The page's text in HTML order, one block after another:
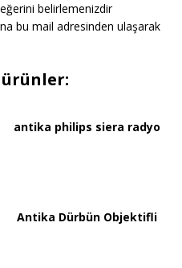
belirlemenizdir
bu mail adresinden ulaşarak
antika philips siera radyo
Antika Dürbün Objektifli